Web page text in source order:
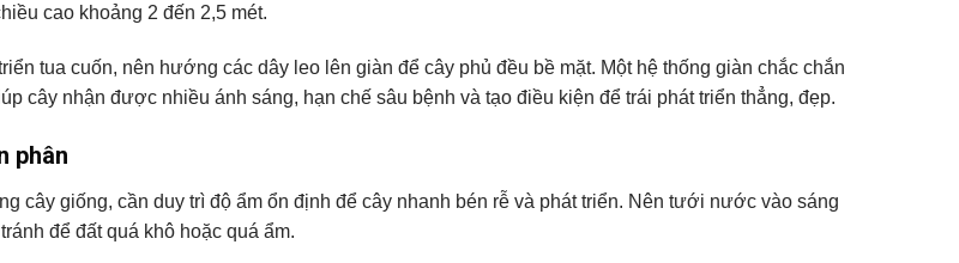
cao khoảng 2 đến 2,5 mét.
tua cuốn, nên hướng các dây leo lên giàn để cây phủ đều bề mặt. Một hệ thống giàn chắc chắn
cây nhận được nhiều ánh sáng, hạn chế sâu bệnh và tạo điều kiện để trái phát triển thẳng, đẹp.
phân
cây giống, cần duy trì độ ẩm ổn định để cây nhanh bén rễ và phát triển. Nên tưới nước vào sáng
để đất quá khô hoặc quá ẩm.